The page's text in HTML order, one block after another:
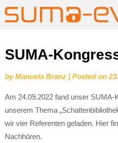
Skip
content
SUMA-
byManuela Branz | Posted on
Am 24.09.2022 fand unser
unserem Thema
wir vier Referenten geladen. Hier
Nachhören.